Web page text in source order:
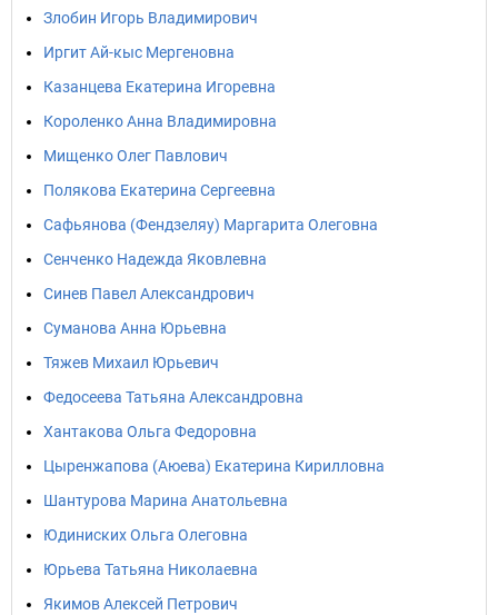
Злобин Игорь Владимирович
Иргит Ай-кыс Мергеновна
Казанцева Екатерина Игоревна
Короленко Анна Владимировна
Мищенко Олег Павлович
Полякова Екатерина Сергеевна
Сафьянова (Фендзеляу) Маргарита Олеговна
Сенченко Надежда Яковлевна
Синев Павел Александрович
Суманова Анна Юрьевна
Тяжев Михаил Юрьевич
Федосеева Татьяна Александровна
Хантакова Ольга Федоровна
Цыренжапова (Аюева) Екатерина Кирилловна
Шантурова Марина Анатольевна
Юдиниских Ольга Олеговна
Юрьева Татьяна Николаевна
Якимов Алексей Петрович